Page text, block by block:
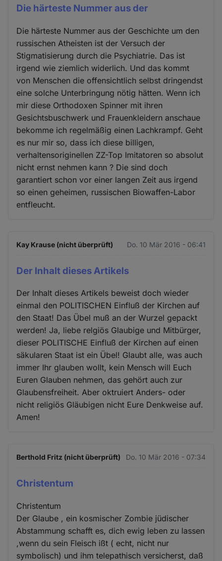
Die härteste Nummer aus der
Die härteste Nummer aus der Geschichte um den
russischen Atheisten ist der Versuch der
Stigmatisierung durch die Psychiatrie. Das ist
irgend wie ziemlich widerlich. Und das kommt
von Menschen die offensichtlich selbst dringendst
eine solche Unterbringung nötig hätten. Wenn ich
mir diese Orthodoxen Spinner mit ihren
Gesichtsbuschwerk und Frauenkleidern anschaue
bekomme ich regelmäßig einen Lachkrampf. Geht
es nur mir so, dass ich diese billigen,
verhaltensoriginellen ZZ-Top Imitatoren so absolut
nicht ernst nehmen kann ? Die sind doch
garantiert schon vor einer langen Zeit aus irgend
so einen geheimen, russischen Biowaffen-Labor
entfleucht.
Kay Krause (nicht überprüft) Do. 10 Mär 2016 - 06:41
Der Inhalt dieses Artikels
Der Inhalt dieses Artikels beweist doch wieder
einmal den POLITISCHEN Einfluß der Kirchen auf
den Staat! Das Übel muß an der Wurzel gepackt
werden! Ja, liebe relgiös Glaubige und Mitbürger,
dieser POLITISCHE Einfluß der Kirchen auf einen
säkularen Staat ist ein Übel! Glaubt alle, was auch
immer Ihr glauben wollt, kein Mensch will Euch
Euren Glauben nehmen, das gehört auch zur
Glaubensfreiheit. Aber oktruiert Anders- oder
nicht religiös Gläubigen nicht Eure Denkweise auf.
Amen!
Berthold Fritz (nicht überprüft) Do. 10 Mär 2016 - 07:34
Christentum
Christentum
Der Glaube , ein kosmischer Zombie jüdischer
Abstammung schafft es, dich ewig leben zu lassen
,wenn du sein Fleisch ißt ( echt, nicht nur
symbolisch) und ihm telepathisch versicherst, daß